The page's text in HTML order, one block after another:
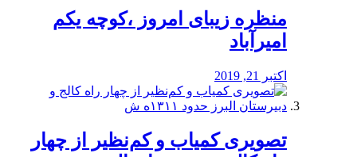
منظره‌‌ زیبای امروز ،کوچه یکم
امیرآباد
اکتبر 21, 2019
️تصویری کمیاب و کم‌نظیر از چهار